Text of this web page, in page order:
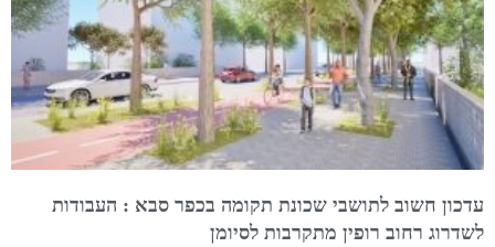
עדכון חשוב לתושבי שכונת תקומה בכפר סבא : העבודות
לשדרוג רחוב רופין מתקרבות לסיומן